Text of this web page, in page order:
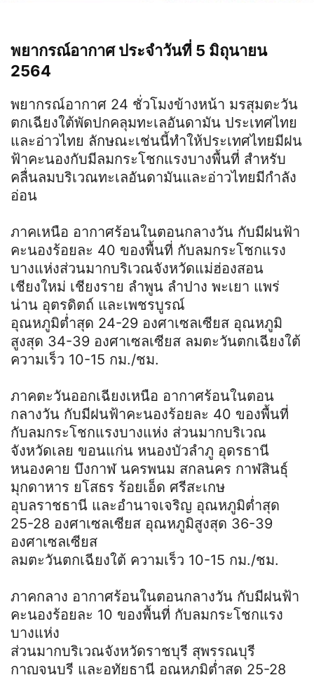
พยากรณ์อากาศ ประจำวันที่ 5 มิถุนายน
2564
พยากรณ์อากาศ 24 ชั่วโมงข้างหน้า มรสุมตะวัน
ตกเฉียงใต้พัดปกคลุมทะเลอันดามัน ประเทศไทย
และอ่าวไทย ลักษณะเช่นนี้ทำให้ประเทศไทยมีฝน
ฟ้าคะนองกับมีลมกระโชกแรงบางพื้นที่ สำหรับ
คลื่นลมบริเวณทะเลอันดามันและอ่าวไทยมีกำลัง
อ่อน
ภาคเหนือ อากาศร้อนในตอนกลางวัน กับมีฝนฟ้า
คะนองร้อยละ 40 ของพื้นที่ กับลมกระโชกแรง
บางแห่งส่วนมากบริเวณจังหวัดแม่ฮ่องสอน
เชียงใหม่ เชียงราย ลำพูน ลำปาง พะเยา แพร่
น่าน อุตรดิตถ์ และเพชรบูรณ์
อุณหภูมิต่ำสุด 24-29 องศาเซลเซียส อุณหภูมิ
สูงสุด 34-39 องศาเซลเซียส ลมตะวันตกเฉียงใต้
ความเร็ว 10-15 กม./ชม.
ภาคตะวันออกเฉียงเหนือ อากาศร้อนในตอน
กลางวัน กับมีฝนฟ้าคะนองร้อยละ 40 ของพื้นที่
กับลมกระโชกแรงบางแห่ง ส่วนมากบริเวณ
จังหวัดเลย ขอนแก่น หนองบัวลำภู อุดรธานี
หนองคาย บึงกาฬ นครพนม สกลนคร กาฬสินธุ์
มุกดาหาร ยโสธร ร้อยเอ็ด ศรีสะเกษ
อุบลราชธานี และอำนาจเจริญ อุณหภูมิต่ำสุด
25-28 องศาเซลเซียส อุณหภูมิสูงสุด 36-39
องศาเซลเซียส
ลมตะวันตกเฉียงใต้ ความเร็ว 10-15 กม./ชม.
ภาคกลาง อากาศร้อนในตอนกลางวัน กับมีฝนฟ้า
คะนองร้อยละ 10 ของพื้นที่ กับลมกระโชกแรง
บางแห่ง
ส่วนมากบริเวณจังหวัดราชบุรี สุพรรณบุรี
กาญจนบุรี และอุทัยธานี อุณหภูมิต่ำสุด 25-28